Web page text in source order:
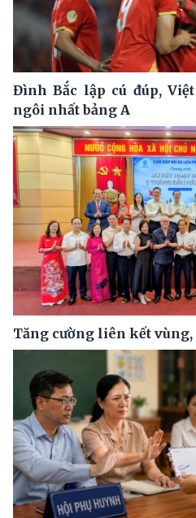
Đình Bắc lập cú đúp,
ngôi nhất bảng A
Tăng cường liên kết